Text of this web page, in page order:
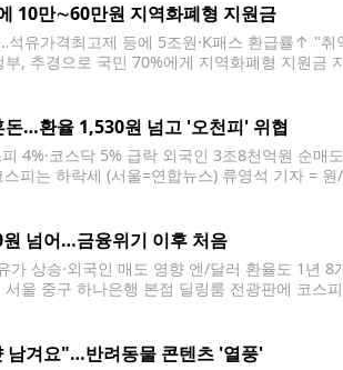
10만∼60만원 지역화폐형 지원금
유가격최고제 등에 5조원·K패스 환급률↑ "취
부, 추경으로 국민 70%에게 지역화폐형 지원금
돈…환율 1,530원 넘고 '오천피' 위협
4%·코스닥 5% 급락 외국인 3조8천억원 순매
피는 하락세 (서울=연합뉴스) 류영석 기자 =
넘어…금융위기 이후 처음
상승·외국인 매도 영향 엔/달러 환율도 1년 8
울 중구 하나은행 본점 딜링룸 전광판에 코스
남겨요"…반려동물 콘텐츠 '열풍'